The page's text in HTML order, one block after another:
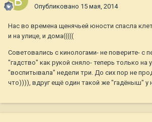
Опубликовано 15 мая, 2014
Нас во времена щенячьей юности спасла
и на улице, и дома(((((
Советовались с кинологами- не поверите- с
"гадство" как рукой сняло- теперь только на
"воспитывала" недели три. До сих пор не
что)))), вдруг ещё один такой же "гадёныш" у